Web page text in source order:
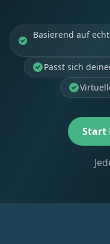
Basierend auf
Passt sich
Start